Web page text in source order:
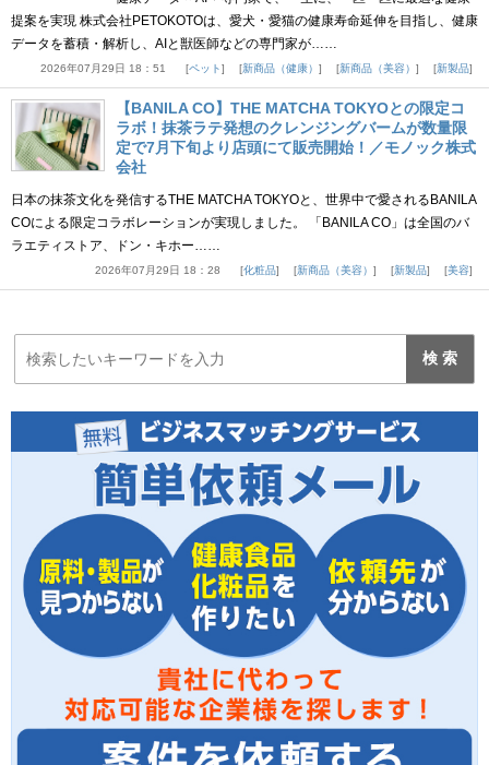
提案を実現 株式会社PETOKOTOは、愛犬・愛猫の健康寿命延伸を目指し、健康
データを蓄積・解析し、AIと獣医師などの専門家が……
2026年07月29日 18：51 ペット 新商品（健康） 新商品（美容） 新製品
【BANILA CO】THE MATCHA TOKYOとの限定コ
ラボ！抹茶ラテ発想のクレンジングバームが数量限
定で7月下旬より店頭にて販売開始！／モノック株式
会社
日本の抹茶文化を発信するTHE MATCHA TOKYOと、世界中で愛されるBANILA
COによる限定コラボレーションが実現しました。 「BANILA CO」は全国のバ
ラエティストア、ドン・キホー……
2026年07月29日 18：28 化粧品 新商品（美容） 新製品 美容